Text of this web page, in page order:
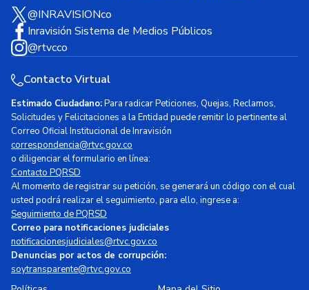
@INRAVISIONco
Inravisión Sistema de Medios Públicos
@rtvcco
Contacto Virtual
Estimado Ciudadano:Para radicar Peticiones, Quejas, Reclamos,
Solicitudes y Felicitaciones a la Entidad puede remitir lo pertinente al
Correo Oficial Institucional de Inravisión
correspondencia@rtvc.gov.co
o diligenciar el formulario en línea:
Contacto PQRSD
Al momento de registrar su petición, se generará un código con el cual
usted podrá realizar el seguimiento, para ello, ingrese a:
Seguimiento de PQRSD
Correo para notificaciones judiciales
notificacionesjudiciales@rtvc.gov.co
Denuncias por actos de corrupción:
soytransparente@rtvc.gov.co